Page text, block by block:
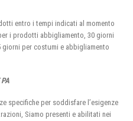
entro i tempi indicati al momento
i prodotti abbigliamento, 30 giorni
per costumi e abbigliamento
specifiche per soddisfare l’esigenze
Siamo presenti e abilitati nei